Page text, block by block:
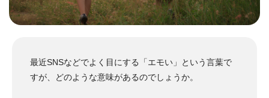
最近SNSなどでよく目にする「エモい」という言葉で
すが、どのような意味があるのでしょうか。